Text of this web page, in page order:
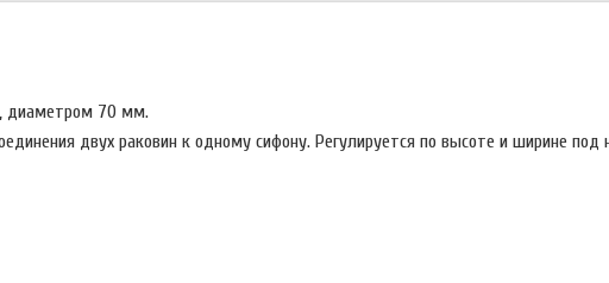
диаметром 70 мм.
двух раковин к одному сифону. Регулируется по высоте и ширине